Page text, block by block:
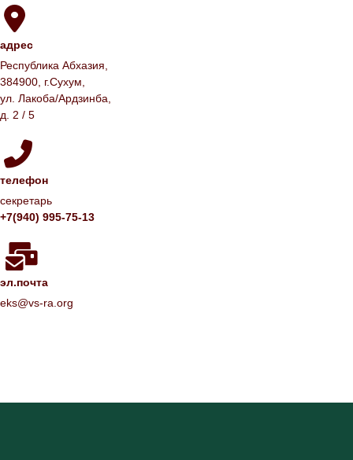
адрес
Республика Абхазия,
384900, г.Сухум,
ул. Лакоба/Ардзинба,
д. 2 / 5
телефон
секретарь
+7(940) 995-75-13
эл.почта
eks@vs-ra.org